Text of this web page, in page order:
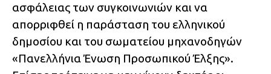
ασφάλειας των συγκοινωνιών και να
απορριφθεί η παράσταση του ελληνικού
δημοσίου και του σωματείου μηχανοδηγών
«Πανελλήνια Ένωση Προσωπικού Έλξης».